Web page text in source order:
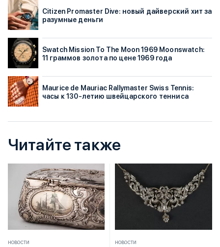
Citizen Promaster Dive: новый дайверский хит за
разумные деньги
Swatch Mission To The Moon 1969 Moonswatch:
11 граммов золота по цене 1969 года
Maurice de Mauriac Rallymaster Swiss Tennis:
часы к 130-летию швейцарского тенниса
Читайте также
НОВОСТИ
НОВОСТИ